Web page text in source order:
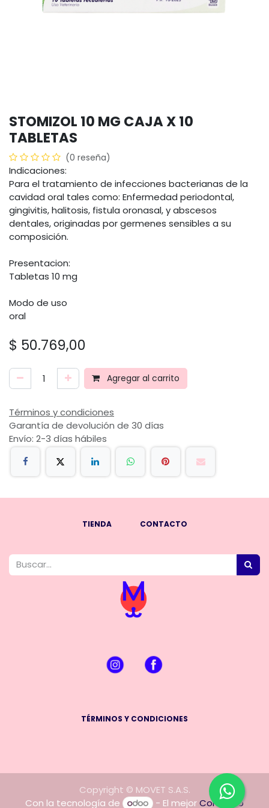
STOMIZOL 10 MG CAJA X 10
TABLETAS
(0 reseña)
Indicaciones:
Para el tratamiento de infecciones bacterianas de la
cavidad oral tales como: Enfermedad periodontal,
gingivitis, halitosis, fistula oronasal, y abscesos
dentales, originadas por germenes sensibles a su
composición.
Presentacion:
Tabletas 10 mg
Modo de uso
oral
$ 50.769,00
Agregar al carrito
Términos y condiciones
Garantía de devolución de 30 días
Envío: 2-3 días hábiles
TIENDA CONTACTO
TÉRMINOS Y CONDICIONES
Copyright © MOVET S.A.S.
Con la tecnología de
- El mejorComercio